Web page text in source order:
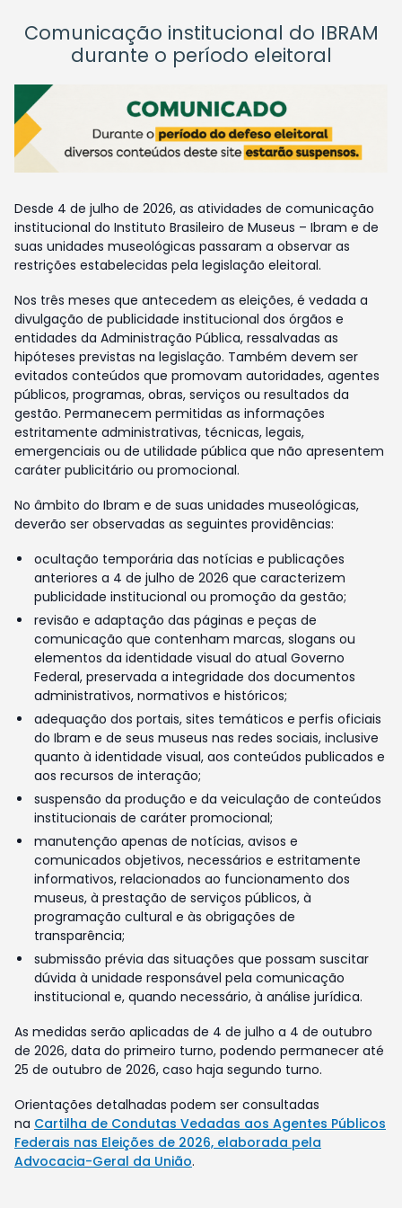
Comunicação institucional do IBRAM
durante o período eleitoral
Desde 4 de julho de 2026, as atividades de comunicação
institucional do Instituto Brasileiro de Museus – Ibram e de
suas unidades museológicas passaram a observar as
restrições estabelecidas pela legislação eleitoral.
Nos três meses que antecedem as eleições, é vedada a
divulgação de publicidade institucional dos órgãos e
entidades da Administração Pública, ressalvadas as
hipóteses previstas na legislação. Também devem ser
evitados conteúdos que promovam autoridades, agentes
públicos, programas, obras, serviços ou resultados da
gestão. Permanecem permitidas as informações
estritamente administrativas, técnicas, legais,
emergenciais ou de utilidade pública que não apresentem
caráter publicitário ou promocional.
No âmbito do Ibram e de suas unidades museológicas,
deverão ser observadas as seguintes providências:
ocultação temporária das notícias e publicações
anteriores a 4 de julho de 2026 que caracterizem
publicidade institucional ou promoção da gestão;
revisão e adaptação das páginas e peças de
comunicação que contenham marcas, slogans ou
elementos da identidade visual do atual Governo
Federal, preservada a integridade dos documentos
administrativos, normativos e históricos;
adequação dos portais, sites temáticos e perfis oficiais
do Ibram e de seus museus nas redes sociais, inclusive
quanto à identidade visual, aos conteúdos publicados e
aos recursos de interação;
suspensão da produção e da veiculação de conteúdos
institucionais de caráter promocional;
manutenção apenas de notícias, avisos e
comunicados objetivos, necessários e estritamente
informativos, relacionados ao funcionamento dos
museus, à prestação de serviços públicos, à
programação cultural e às obrigações de
transparência;
submissão prévia das situações que possam suscitar
dúvida à unidade responsável pela comunicação
institucional e, quando necessário, à análise jurídica.
As medidas serão aplicadas de 4 de julho a 4 de outubro
de 2026, data do primeiro turno, podendo permanecer até
25 de outubro de 2026, caso haja segundo turno.
Orientações detalhadas podem ser consultadas
na Cartilha de Condutas Vedadas aos Agentes Públicos
Federais nas Eleições de 2026, elaborada pela
Advocacia-Geral da União.